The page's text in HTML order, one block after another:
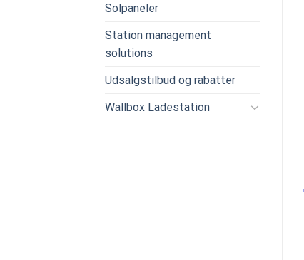
Solpaneler
Station management
solutions
Udsalgstilbud og rabatter
Wallbox Ladestation